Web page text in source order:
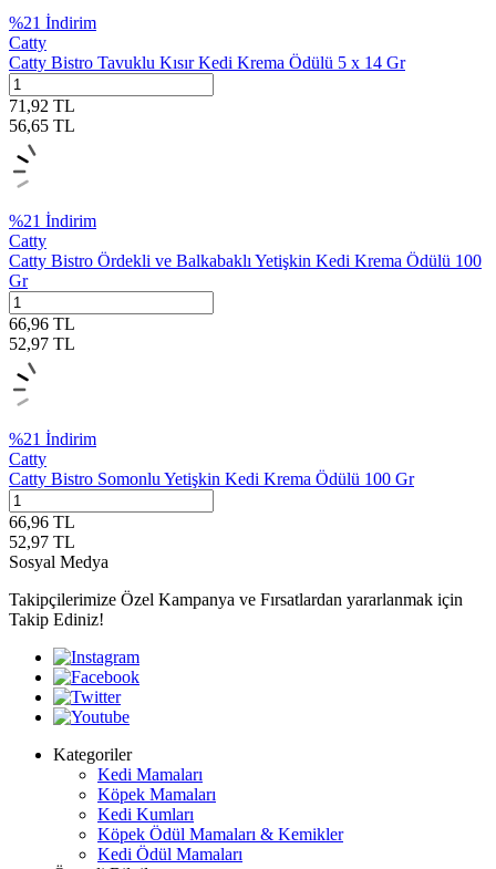
%21 İndirim
Catty
Catty Bistro Tavuklu Kısır Kedi Krema Ödülü 5 x 14 Gr
71,92 TL
56,65 TL
%21 İndirim
Catty
Catty Bistro Ördekli ve Balkabaklı Yetişkin Kedi Krema Ödülü 100
Gr
66,96 TL
52,97 TL
%21 İndirim
Catty
Catty Bistro Somonlu Yetişkin Kedi Krema Ödülü 100 Gr
66,96 TL
52,97 TL
Sosyal Medya
Takipçilerimize Özel Kampanya ve Fırsatlardan yararlanmak için
Takip Ediniz!
Kategoriler
Kedi Mamaları
Köpek Mamaları
Kedi Kumları
Köpek Ödül Mamaları & Kemikler
Kedi Ödül Mamaları